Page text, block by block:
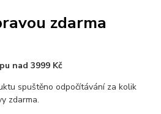
zdarma
nad 3999 Kč
spuštěno odpočítávání za kolik
zdarma.